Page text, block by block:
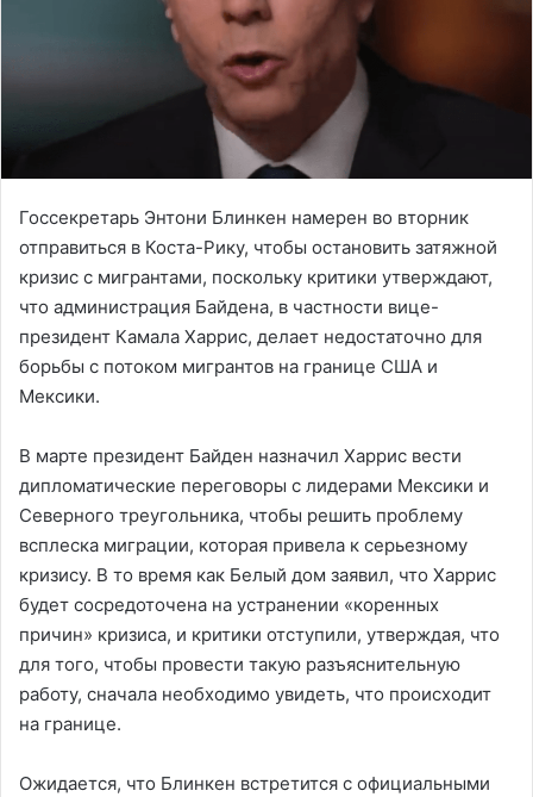
Госсекретарь Энтони Блинкен намерен во вторник
отправиться в Коста-Рику, чтобы остановить затяжной
кризис с мигрантами, поскольку критики утверждают,
что администрация Байдена, в частности вице-
президент Камала Харрис, делает недостаточно для
борьбы с потоком мигрантов на границе США и
Мексики.
В марте президент Байден назначил Харрис вести
дипломатические переговоры с лидерами Мексики и
Северного треугольника, чтобы решить проблему
всплеска миграции, которая привела к серьезному
кризису. В то время как Белый дом заявил, что Харрис
будет сосредоточена на устранении «коренных
причин» кризиса, и критики отступили, утверждая, что
для того, чтобы провести такую разъяснительную
работу, сначала необходимо увидеть, что происходит
на границе.
Ожидается, что Блинкен встретится с официальными